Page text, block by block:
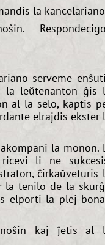
la
—
serveme
la leŭtenanton ĝis
al la selo, kaptis
elrajdis ekster
la monon.
li ne
ĉirkaŭveturis
la tenilo de la
elporti la plej
kaj ĵetis al